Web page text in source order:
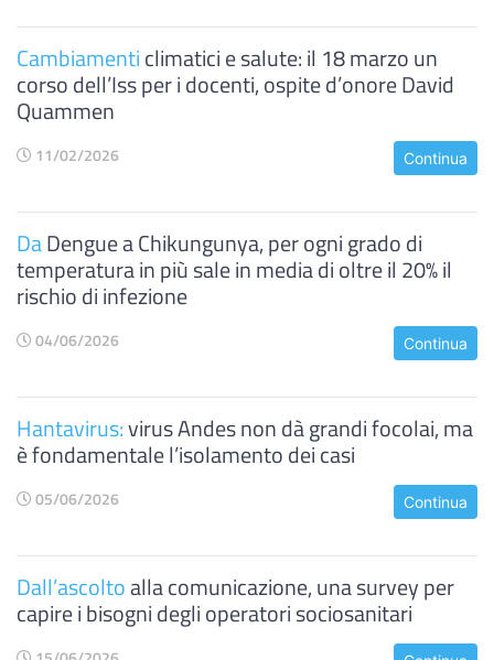
Cambiamenticlimatici e salute: il 18 marzo un
corso dell’Iss per i docenti, ospite d’onore David
Quammen
11/02/2026 Continua
DaDengue a Chikungunya, per ogni grado di
temperatura in più sale in media di oltre il 20% il
rischio di infezione
04/06/2026 Continua
Hantavirus:virus Andes non dà grandi focolai, ma
è fondamentale l’isolamento dei casi
05/06/2026 Continua
Dall’ascoltoalla comunicazione, una survey per
capire i bisogni degli operatori sociosanitari